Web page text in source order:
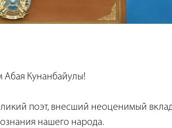
Абая Кунанбайулы!
поэт, внесший неоценимый
нашего народа.